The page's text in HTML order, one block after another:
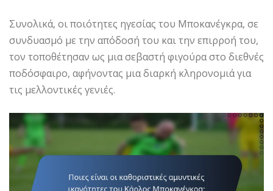
Συνολικά, οι ποιότητες ηγεσίας του Μποκανέγκρα, σε
συνδυασμό με την απόδοσή του και την επιρροή του,
τον τοποθέτησαν ως μια σεβαστή φιγούρα στο διεθνές
ποδόσφαιρο, αφήνοντας μια διαρκή κληρονομιά για
τις μελλοντικές γενιές.